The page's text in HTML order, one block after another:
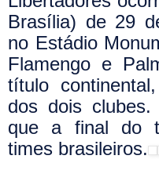
Brasília) de 29
no Estádio
Flamengo e
título
dos dois
que a final do
times brasileiros.